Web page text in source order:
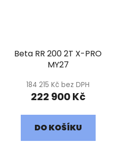
Beta RR 200 2T X-PRO
MY27
184 215 Kč bez DPH
222 900 Kč
DO KOŠÍKU